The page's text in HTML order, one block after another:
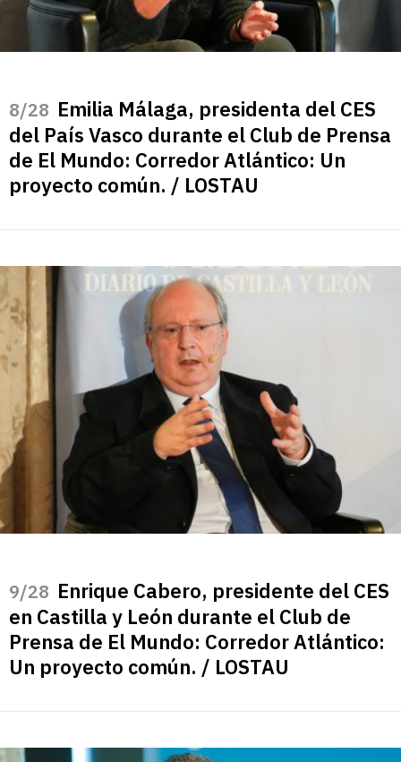
/28 Emilia Málaga, presidenta del CES
del País Vasco durante el Club de Prensa
de El Mundo: Corredor Atlántico: Un
proyecto común. / LOSTAU
/28 Enrique Cabero, presidente del CES
en Castilla y León durante el Club de
Prensa de El Mundo: Corredor Atlántico:
Un proyecto común. / LOSTAU